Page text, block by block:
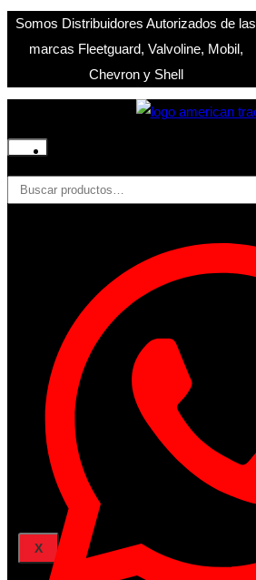
Somos Distribuidores Autorizados de las
marcas Fleetguard, Valvoline, Mobil,
Chevron y Shell
Nosotros
Productos
Refrigerante
Lubricantes
Accesorios
Contacto
Acceder
Iniciar Sesion
Registro
Restablecer la contraseña
X
Buscar